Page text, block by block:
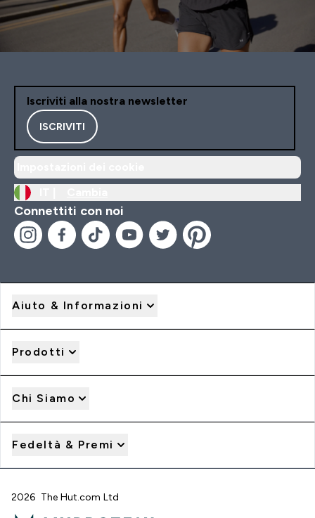
Iscriviti alla nostra newsletter
ISCRIVITI
Connettiti con noi
Aiuto & Informazioni
Prodotti
Chi Siamo
Fedeltà & Premi
2026 The Hut.com Ltd